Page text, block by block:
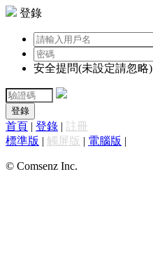
登錄
安全提問(未設定請忽略)
登錄
首頁 | 登錄 | 註冊
標準版 | 觸屏版 | 電腦版 |
© Comsenz Inc.